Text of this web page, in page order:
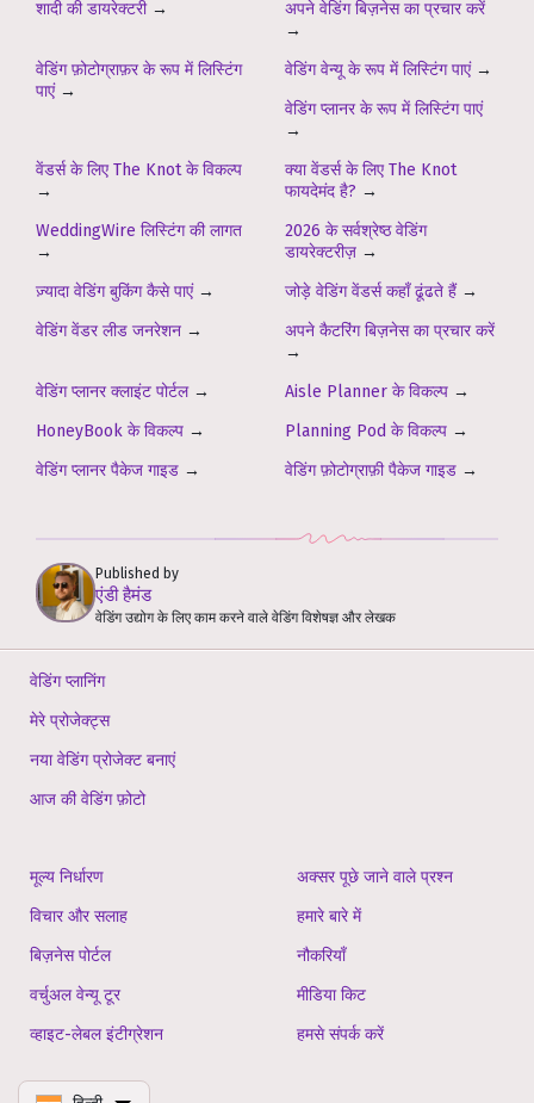
शादी की डायरेक्टरी→
अपने वेडिंग बिज़नेस का प्रचार करें
→
वेडिंग फ़ोटोग्राफ़र के रूप में लिस्टिंग
पाएं→
वेडिंग वेन्यू के रूप में लिस्टिंग पाएं→
वेडिंग प्लानर के रूप में लिस्टिंग पाएं
→
वेंडर्स के लिए The Knot के विकल्प
→
क्या वेंडर्स के लिए The Knot
फायदेमंद है? →
WeddingWire लिस्टिंग की लागत
→
2026 के सर्वश्रेष्ठ वेडिंग
डायरेक्टरीज़ →
ज़्यादा वेडिंग बुकिंग कैसे पाएं→ जोड़े वेडिंग वेंडर्स कहाँ ढूंढते हैं →
वेडिंग वेंडर लीड जनरेशन →
अपने कैटरिंग बिज़नेस का प्रचार करें
→
वेडिंग प्लानर क्लाइंट पोर्टल→ Aisle Planner के विकल्प →
HoneyBook के विकल्प → Planning Pod के विकल्प →
वेडिंग प्लानर पैकेज गाइड → वेडिंग फ़ोटोग्राफ़ी पैकेज गाइड →
Published by
एंडी हैमंड
वेडिंग उद्योग के लिए काम करने वाले वेडिंग विशेषज्ञ और लेखक
वेडिंग प्लानिंग
मेरे प्रोजेक्ट्स
नया वेडिंग प्रोजेक्ट बनाएं
आज की वेडिंग फ़ोटो
मूल्य निर्धारण
विचार और सलाह
बिज़नेस पोर्टल
वर्चुअल वेन्यू टूर
व्हाइट-लेबल इंटीग्रेशन
अक्सर पूछे जाने वाले प्रश्न
हमारे बारे में
नौकरियाँ
मीडिया किट
हमसे संपर्क करें